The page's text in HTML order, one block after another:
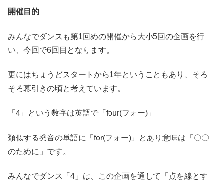
開催目的
みんなでダンスも第1回めの開催から大小5回の企画を行
い、今回で6回目となります。
更にはちょうどスタートから1年ということもあり、そろ
そろ幕引きの頃と考えています。
「4」という数字は英語で「four(フォー)」
類似する発音の単語に「for(フォー)」とあり意味は「〇〇
のために」です。
みんなでダンス「4」は、この企画を通して「点を線とす